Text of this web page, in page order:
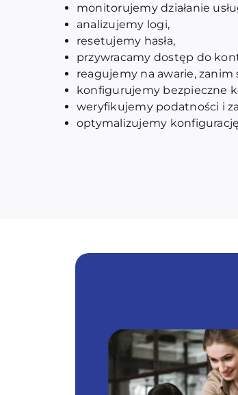
monitorujemy działanie
analizujemy logi,
resetujemy hasła,
przywracamy dostęp do
reagujemy na awarie,
konfigurujemy bezpieczne
weryfikujemy podatności i
optymalizujemy